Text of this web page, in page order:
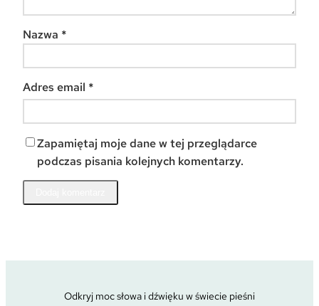
Nazwa *
Adres email *
Zapamiętaj moje dane w tej przeglądarce
podczas pisania kolejnych komentarzy.
Odkryj moc słowa i dźwięku w świecie pieśni